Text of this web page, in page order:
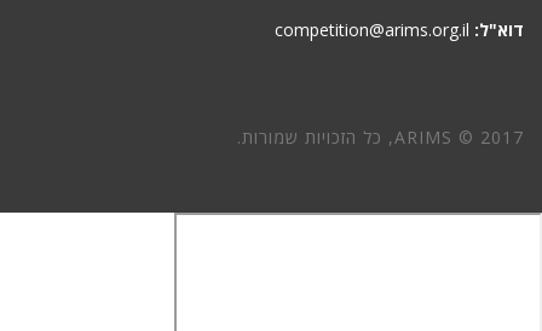
דוא"ל: competition@arims.org.il
ARIMS © 2017, כל הזכויות שמורות.